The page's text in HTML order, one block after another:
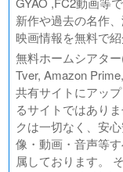
一月の声に歓びを
PLAY! ～勝つとか
ULTRAMAN：
BLAME!（ブラム）
ゴールデンカムイ
FUKUYAMA
@NIPPON
春の画 SHUNGA
新作や過去の名作
映画情報を無料で紹
無料ホームシアタ
Tver, Amazon
共有サイトにアッ
るサイトではあり
クは一切なく、安
像・動画・音声等
属しております。